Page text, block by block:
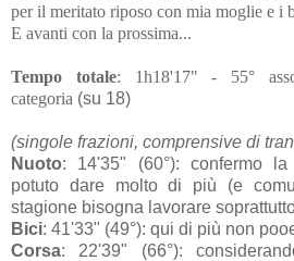
per il meritato riposo con mia moglie e i
E avanti con la prossima...
Tempo totale: 1h18'17" - 55°
categoria (su 18)
(singole frazioni, comprensive di
Nuoto: 14'35" (60°): confermo
potuto dare molto di più (e
stagione bisogna lavorare
Bici: 41'33" (49°): qui di più non
Corsa: 22'39" (66°):